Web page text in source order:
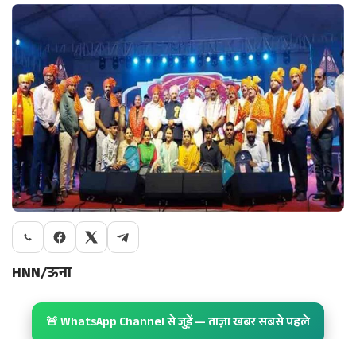
HNN/ऊना
🚨 WhatsApp Channel से जुड़ें — ताज़ा खबर सबसे पहले